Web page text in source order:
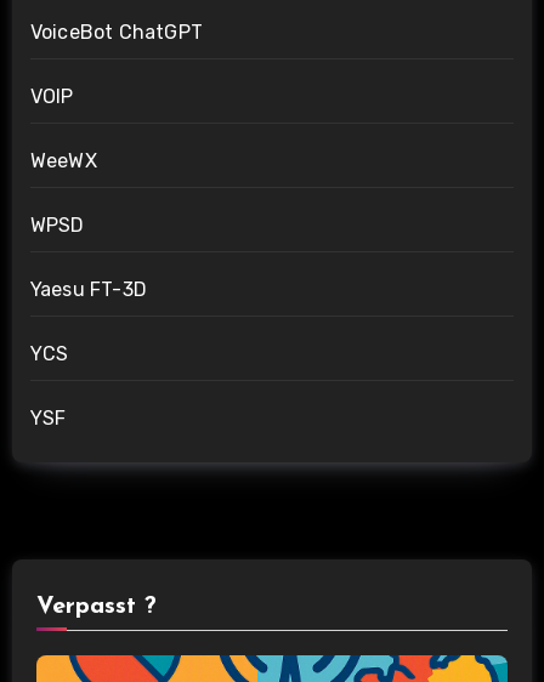
VoiceBot ChatGPT
VOIP
WeeWX
WPSD
Yaesu FT-3D
YCS
YSF
Verpasst ?